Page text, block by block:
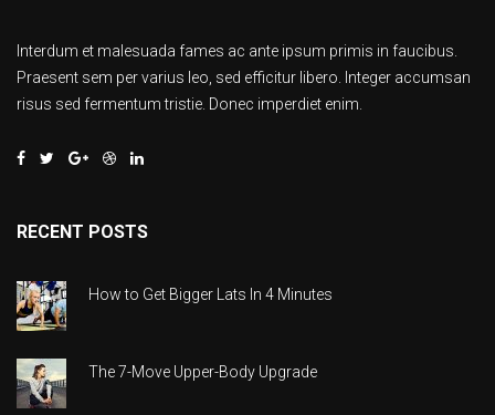
Interdum et malesuada fames ac ante ipsum primis in faucibus.
Praesent sem per varius leo, sed efficitur libero. Integer accumsan
risus sed fermentum tristie. Donec imperdiet enim.
RECENT POSTS
How to Get Bigger Lats In 4 Minutes
The 7-Move Upper-Body Upgrade